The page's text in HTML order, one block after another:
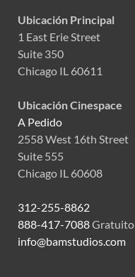
Ubicación Principal
1 East Erie Street
Suite 350
Chicago IL 60611
Ubicación Cinespace
A Pedido
2558 West 16th Street
Suite 555
Chicago IL 60608
312-255-8862
888-417-7088Gratuito
info@bamstudios.com